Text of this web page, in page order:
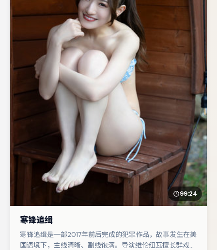
99:24
寒锋追缉
寒锋追缉是一部2017年前后完成的犯罪作品，故事发生在美
国语境下，主线清晰、副线饱满。导演维伦纽瓦擅长群戏与